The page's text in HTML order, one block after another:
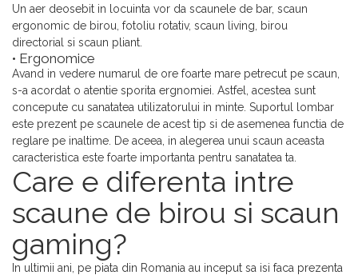
Un aer deosebit in locuinta vor da scaunele de bar, scaun
ergonomic de birou, fotoliu rotativ, scaun living, birou
directorial si scaun pliant.
• Ergonomice
Avand in vedere numarul de ore foarte mare petrecut pe scaun,
s-a acordat o atentie sporita ergnomiei. Astfel, acestea sunt
concepute cu sanatatea utilizatorului in minte. Suportul lombar
este prezent pe scaunele de acest tip si de asemenea functia de
reglare pe inaltime. De aceea, in alegerea unui scaun aceasta
caracteristica este foarte importanta pentru sanatatea ta.
Care e diferenta intre
scaune de birou si scaun
gaming?
In ultimii ani, pe piata din Romania au inceput sa isi faca prezenta